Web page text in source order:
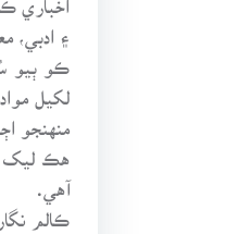
۽ ادبي،
ڪو ٻيو
لکيل
منهنجو
هڪ ليک
آهي.
ڪالم